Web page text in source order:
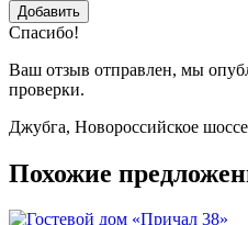
Спасибо!
Ваш отзыв отправлен, мы
проверки.
Джубга, Новороссийское
Похожие